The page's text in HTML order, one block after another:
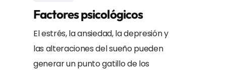
Factores psicológicos
El estrés, la ansiedad, la depresión y
las alteraciones del sueño pueden
generar un punto gatillo de los